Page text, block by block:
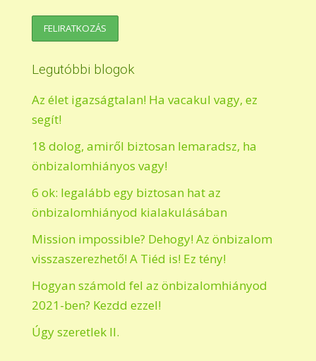
Legutóbbi blogok
Az élet igazságtalan! Ha vacakul vagy, ez
segít!
18 dolog, amiről biztosan lemaradsz, ha
önbizalomhiányos vagy!
6 ok: legalább egy biztosan hat az
önbizalomhiányod kialakulásában
Mission impossible? Dehogy! Az önbizalom
visszaszerezhető! A Tiéd is! Ez tény!
Hogyan számold fel az önbizalomhiányod
2021-ben? Kezdd ezzel!
Úgy szeretlek II.